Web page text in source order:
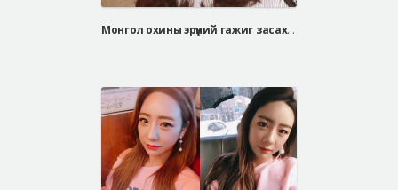
Монгол охины эрүүний гажиг засах мэс заслын сэтгэгдэл